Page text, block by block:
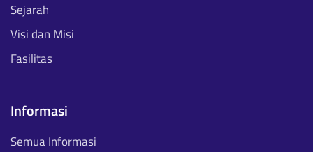
Sejarah
Visi dan Misi
Fasilitas
Informasi
Semua Informasi